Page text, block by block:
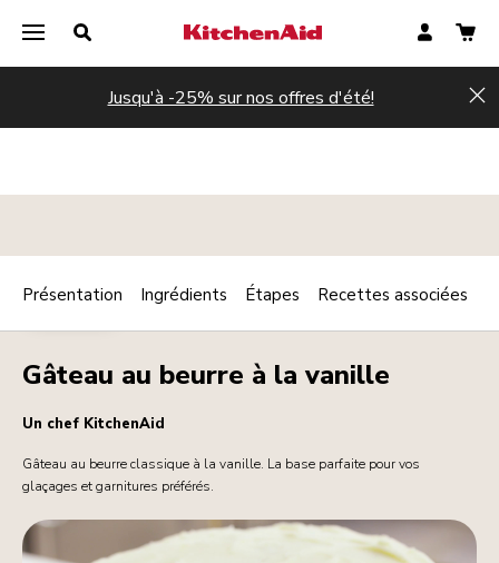
Jusqu'à -25% sur nos offres d'été!
DESSERTS Print
Gâteau au beurre à la vanille
Un chef KitchenAid
Gâteau au beurre classique à la vanille. La base parfaite pour vos
glaçages et garnitures préférés.
Présentation Ingrédients Étapes Recettes associées